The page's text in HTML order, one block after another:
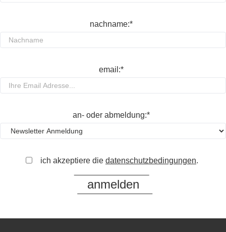
nachname:*
email:*
an- oder abmeldung:*
ich akzeptiere die datenschutzbedingungen.